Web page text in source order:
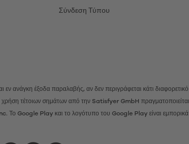
Σύνδεση Τύπου
εν ανάγκη έξοδα παραλαβής, αν δεν περιγράφεται κάτι διαφορετικό
τέτοιων σημάτων από την Satisfyer GmbH
Το Google Play και το λογότυπο του Google Play είναι